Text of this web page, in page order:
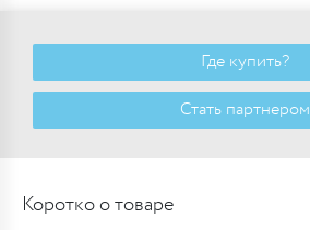
Где купить?
Стать партнером
Коротко о товаре